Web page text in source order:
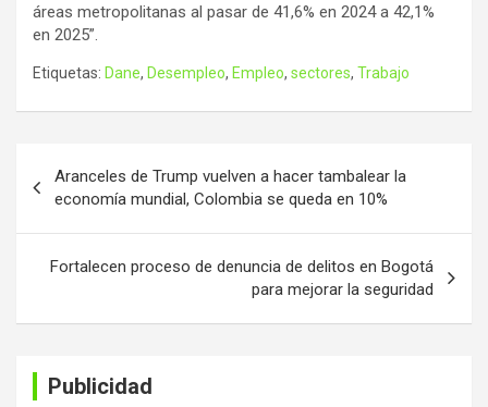
áreas metropolitanas al pasar de 41,6% en 2024 a 42,1%
en 2025”.
Etiquetas: Dane, Desempleo, Empleo, sectores, Trabajo
de
entradas
Aranceles de Trump vuelven a hacer tambalear la
economía mundial, Colombia se queda en 10%
Fortalecen proceso de denuncia de delitos en Bogotá
para mejorar la seguridad
Publicidad